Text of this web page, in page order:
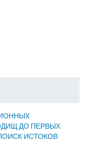
ДО ПЕРВЫХ
ИСТОКОВ